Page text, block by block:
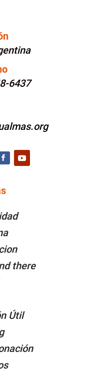
6437
Facebook
there
Útil